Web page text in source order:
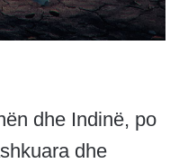
dhe Indinë, po
dhe